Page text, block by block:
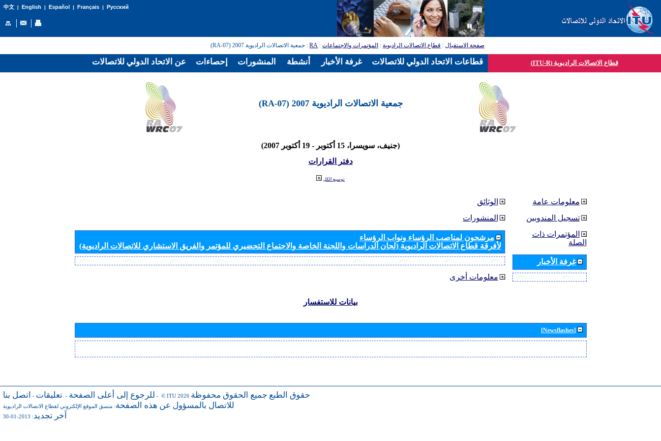
中文| English | Español | Français| Русский
صفحة الاستقبال: قطاع الاتصالات الراديوية: المؤتمرات والاجتماعات:
RA: جمعية الاتصالات الراديوية 2007 (RA-07)
قطاع الاتصالات الراديوية (ITU-R)
جمعية الاتصالات الراديوية 2007 (RA-07)
(جنيف، سويسرا، 15 أكتوبر - 19 أكتوبر 2007)
دفتر القرارات
توسيع الكل
الوثائق
المنشورات
مرشحون لمناصب الرؤساء ونواب الرؤساء
لأفرقة قطاع الاتصالات الراديوية (لجان الدراسات واللجنة الخاصة والاجتماع التحضيري للمؤتمر والفريق الاستشاري للاتصالات الراديوية)
معلومات أخرى
معلومات عامة
تسجيل المندوبين
المؤتمرات ذات
الصلة
غرفة الأخبار
بيانات للاستفسار
[Newsflashes]
للرجوع إلى أعلى الصفحة - تعليقات - اتصل بنا - © ITU 2026 حقوق الطبع جميع الحقوق محفوظة
للاتصال بالمسؤول عن هذه الصفحة: منسق الموقع الإلكتروني لقطاع الاتصالات الراديوية
آخر تجديد: 2013-01-30
عن الاتحاد الدولي للاتصالات إحصاءات المنشورات أنشطة غرفة الأخبار قطاعات الاتحاد الدولي للاتصالات